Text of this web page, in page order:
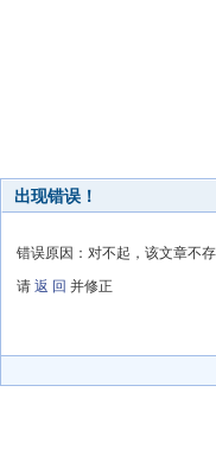
出现错误！
错误原因：对不起，该文章不存
请 返 回 并修正